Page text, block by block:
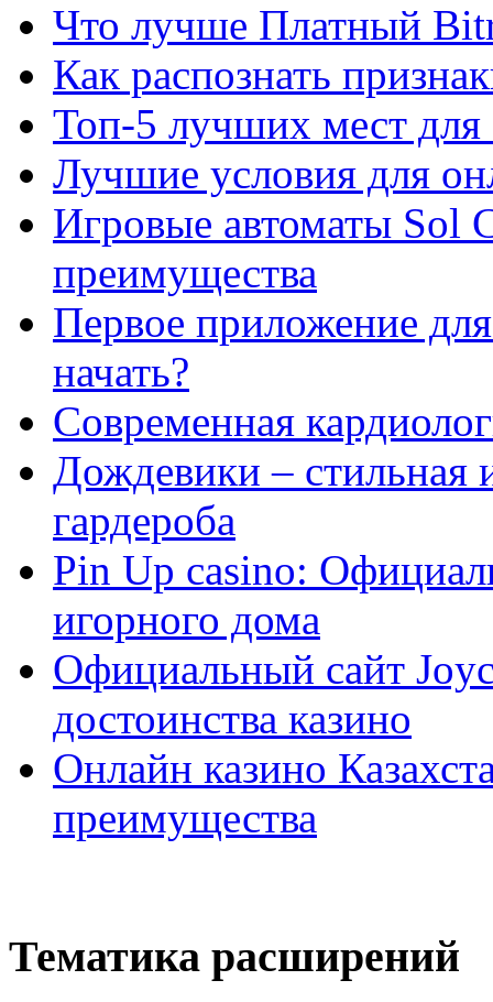
Что лучше Платный
Как распознать
Топ-5 лучших мест для
Лучшие условия для
Игровые автоматы Sol
преимущества
Первое приложение
начать?
Современная
Дождевики – стильная
гардероба
Pin Up casino:
игорного дома
Официальный сайт
достоинства казино
Онлайн казино
преимущества
Тематика расширений